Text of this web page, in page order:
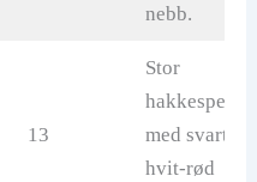
nebb.
13
Stor
hakkespett
med svart-
hvit-rød